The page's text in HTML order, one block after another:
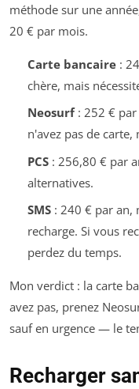
méthode sur une
20 € par mois.
Carte bancaire:
chère, mais
Neosurf: 252 € par
n'avez pas de
PCS: 256,80 € par
alternatives.
SMS: 240 € par an,
recharge. Si vous
perdez du temps.
Mon verdict : la carte
avez pas, prenez
sauf en urgence — le
Recharger